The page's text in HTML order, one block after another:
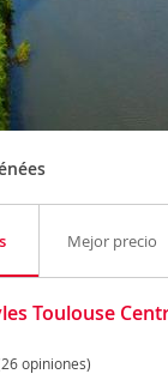
Mejor precio
Toulouse
opiniones)